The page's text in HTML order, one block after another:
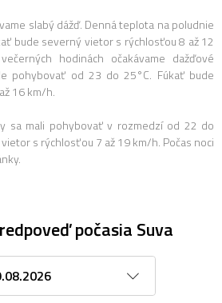
slabý dážď. Denná teplota na poludnie
bude severný vietor s rýchlosťou 8 až 12
hodinách očakávame dažďové
pohybovať od 23 do 25°C. Fúkať bude
16 km/h.
sa mali pohybovať v rozmedzí od 22 do
s rýchlosťou 7 až 19 km/h. Počas noci
počasia Suva